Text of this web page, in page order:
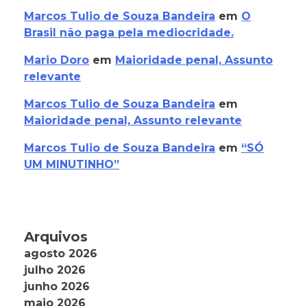
Marcos Tulio de Souza Bandeira em O
Brasil não paga pela mediocridade.
Mario Doro em Maioridade penal, Assunto
relevante
Marcos Tulio de Souza Bandeira em
Maioridade penal, Assunto relevante
Marcos Tulio de Souza Bandeira em “SÓ
UM MINUTINHO”
Arquivos
agosto 2026
julho 2026
junho 2026
maio 2026